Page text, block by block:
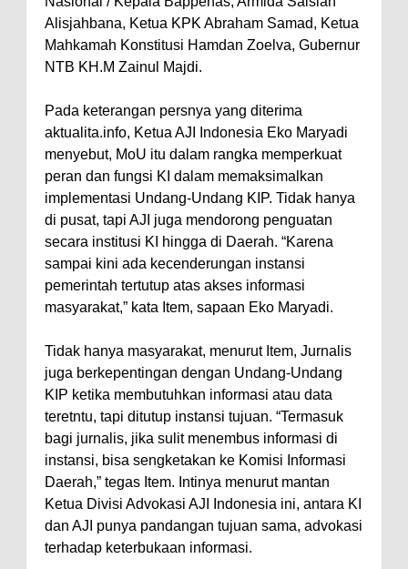
Atasi Krisis Air Bersih
Wali Kota Bima Tinjau Rumah
Warga Tidak Layak Huni di
Percepatan Bantuan BSPS
Wakil Wali Kota Bima
Konsultasikan Usulan Inpres
Jalan Daerah 2026 dan
Persiapan DAK 2027 ke BPJN
NTB
Wali Kota Tekankan Disiplin ASN
dan Penguatan Kolaborasi
Kelautan dan Perikanan
Pemkot Jawab Pandangan
Umum Fraksi DPRD terhadap
Raperda Pertanggungjawaban
Pelaksanaan APBD Kota Bima
Pimpin Upacara HUT
Bhayangkara Ke-80, Kapolres
Bima: Jadikan Tugas Sebagai
Alisjahbana, Ketua KPK Abraham Samad, Ketua
Mahkamah Konstitusi Hamdan Zoelva, Gubernur
NTB KH.M Zainul Majdi.
Pada keterangan persnya yang diterima
aktualita.info, Ketua AJI Indonesia Eko Maryadi
menyebut, MoU itu dalam rangka memperkuat
peran dan fungsi KI dalam memaksimalkan
implementasi Undang-Undang KIP. Tidak hanya
di pusat, tapi AJI juga mendorong penguatan
secara institusi KI hingga di Daerah. “Karena
sampai kini ada kecenderungan instansi
pemerintah tertutup atas akses informasi
masyarakat,” kata Item, sapaan Eko Maryadi.
Tidak hanya masyarakat, menurut Item, Jurnalis
juga berkepentingan dengan Undang-Undang
KIP ketika membutuhkan informasi atau data
teretntu, tapi ditutup instansi tujuan. “Termasuk
bagi jurnalis, jika sulit menembus informasi di
instansi, bisa sengketakan ke Komisi Informasi
Daerah,” tegas Item. Intinya menurut mantan
Ketua Divisi Advokasi AJI Indonesia ini, antara KI
dan AJI punya pandangan tujuan sama, advokasi
terhadap keterbukaan informasi.